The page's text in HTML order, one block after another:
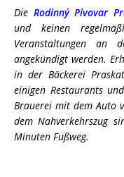
Die Rodinný Pivovar
und keinen
Veranstaltungen
angekündigt werden.
in der Bäckerei
einigen Restaurants
Brauerei mit dem Auto
dem Nahverkehrszug
Minuten Fußweg.